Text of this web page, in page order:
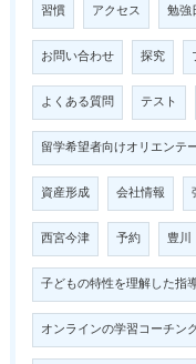
習慣 アクセス 勉強
お問い合わせ 探究
よくある質問 テスト
留学希望者向けオリエンテ
資産形成 会社情報
西宮今津 予約 豊川
子どもの特性を理解した指
オンラインの学習コーチン